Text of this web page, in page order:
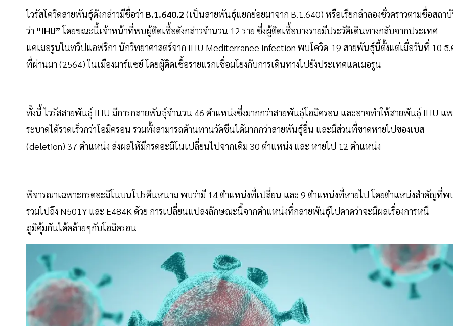
ไวรัสโควิดสายพันธุ์ดังกล่าวมีชื่อว่า B.1.640.2 (เป็นสายพันธุ์แยกย่อยมาจาก B.1.640) หรือเรียกลำลองชั่วคราวตามชื่อสถา
ว่า “IHU”โดยขณะนี้เจ้าหน้าที่พบผู้ติดเชื้อดังกล่าวจำนวน 12 ราย ซึ่งผู้ติดเชื้อบางรายมีประวัติเดินทางกลับจากประเทศ
แคเมอรูนในทวีปแอฟริกา นักวิทยาศาสตร์จาก IHU Mediterranee Infection พบโควิด-19 สายพันธุ์นี้ตั้งแต่เมื่อวันที่ 10 ธ.
ที่ผ่านมา (2564) ในเมืองมาร์แซย์ โดยผู้ติดเชื้อรายแรกเชื่อมโยงกับการเดินทางไปยังประเทศแคเมอรูน
ทั้งนี้ ไวรัสสายพันธุ์ IHU มีการกลายพันธุ์จำนวน 46 ตำแหน่งซึ่งมากกว่าสายพันธุ์โอมิครอน และอาจทำให้สายพันธุ์ IHU แ
ระบาดได้รวดเร็วกว่าโอมิครอน รวมทั้งสามารถต้านทานวัคซีนได้มากกว่าสายพันธุ์อื่น และมีส่วนที่ขาดหายไปของเบส
(deletion) 37 ตำแหน่ง ส่งผลให้มีกรดอะมิโนเปลี่ยนไปจากเดิม 30 ตำแหน่ง และ หายไป 12 ตำแหน่ง
พิจารณาเฉพาะกรดอะมิโนบนโปรตีนหนาม พบว่ามี 14 ตำแหน่งที่เปลี่ยน และ 9 ตำแหน่งที่หายไป โดยตำแหน่งสำคัญที่พ
รวมไปถึง N501Y และ E484K ด้วย การเปลี่ยนแปลงลักษณะนี้จากตำแหน่งที่กลายพันธุ์ไปคาดว่าจะมีผลเรื่องการหนี
ภูมิคุ้มกันได้คล้ายๆกับโอมิครอน